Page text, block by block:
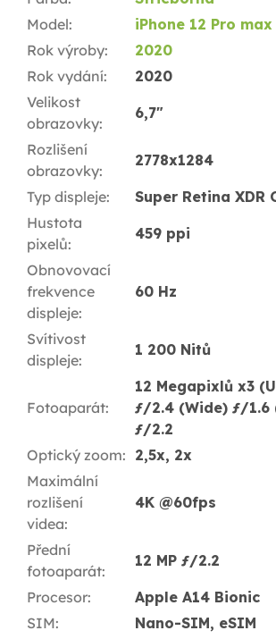
Model:
iPhone 12 Pro max
Rok výroby:
2020
Rok vydání:
2020
Velikost
obrazovky:
6,7"
Rozlišení
obrazovky:
2778x1284
Typ displeje:
Super Retina XDR
Hustota
pixelů:
459 ppi
Obnovovací
frekvence
displeje:
60 Hz
Svítivost
displeje:
1 200 Nitů
Fotoaparát:
12 Megapixlů x3
ƒ/2.4 (Wide) ƒ/1.6
ƒ/2.2
Optický zoom: 2,5x, 2x
Maximální
rozlišení
videa:
4K @60fps
Přední
fotoaparát:
12 MP ƒ/2.2
Procesor:
Apple A14 Bionic
SIM:
Nano-SIM, eSIM